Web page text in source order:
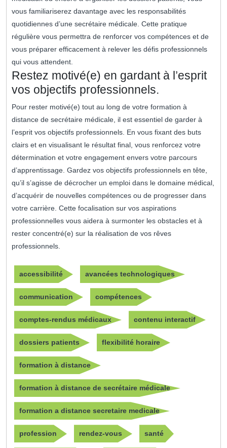
vous familiariserez davantage avec les responsabilités
quotidiennes d’une secrétaire médicale. Cette pratique
régulière vous permettra de renforcer vos compétences et de
vous préparer efficacement à relever les défis professionnels
qui vous attendent.
Restez motivé(e) en gardant à l’esprit
vos objectifs professionnels.
Pour rester motivé(e) tout au long de votre formation à
distance de secrétaire médicale, il est essentiel de garder à
l’esprit vos objectifs professionnels. En vous fixant des buts
clairs et en visualisant le résultat final, vous renforcez votre
détermination et votre engagement envers votre parcours
d’apprentissage. Gardez vos objectifs professionnels en tête,
qu’il s’agisse de décrocher un emploi dans le domaine médical,
d’acquérir de nouvelles compétences ou de progresser dans
votre carrière. Cette focalisation sur vos aspirations
professionnelles vous aidera à surmonter les obstacles et à
rester concentré(e) sur la réalisation de vos rêves
professionnels.
accessibilité avancées technologiques
communication compétences
comptes-rendus médicaux contenu interactif
dossiers patients flexibilité horaire
formation à distance
formation à distance de secrétaire médicale
formation a distance secretaire medicale
profession rendez-vous santé